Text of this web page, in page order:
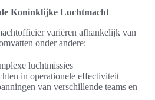
Koninklijke Luchtmacht
variëren afhankelijk van
onder andere:
luchtmissies
in operationele effectiviteit
van verschillende teams en